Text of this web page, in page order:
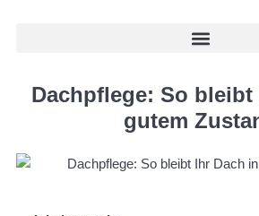
Dachpflege: So bleibt
gutem